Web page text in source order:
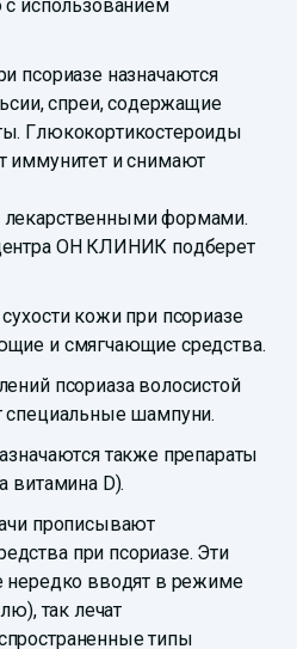
использованием
псориазе назначаются
спреи, содержащие
Глюкокортикостероиды
иммунитет и снимают
формами.
ОН КЛИНИК подберет
кожи при псориазе
и смягчающие средства.
псориаза волосистой
специальные шампуни.
также препараты
витамина D).
прописывают
при псориазе. Эти
нередко вводят в режиме
так лечат
типы